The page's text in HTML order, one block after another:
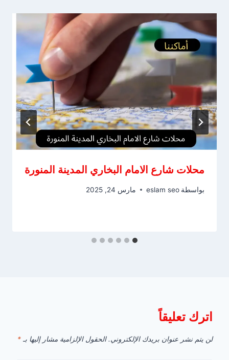
محلات شارع الامام البخاري المدينة المنورة
بواسطة eslam seo مارس 24, 2025
اترك تعليقاً
لن يتم نشر عنوان بريدك الإلكتروني. الحقول الإلزامية مشار إليها بـ *